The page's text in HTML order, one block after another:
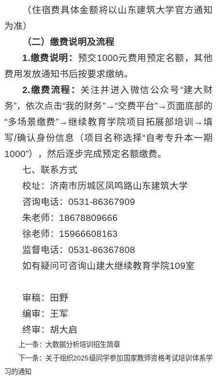
（住宿费具体金额将以山东建筑大学官方通知
为准）
（二）缴费说明及流程
1.缴费说明： 预交1000元费用预定名额，其他
费用发放通知书后按要求缴纳。
2.缴费流程： 关注并进入微信公众号“建大财
务”，依次点击“我的财务”→“交费平台”→页面底部的
“多场景缴费”→继续教育学院项目拓展部培训→填
写/确认身份信息（项目名称选择“自考专升本一期
1000”），然后逐步完成预定名额缴费。
七、联系方式
校址：济南市历城区凤鸣路山东建筑大学
咨询电话：0531-86367909
朱老师：18678809666
徐老师：15966608163
监督电话：0531-86367808
如有疑问可咨询山建大继续教育学院109室
审稿：田野
编审：王军
终审：胡大启
上一条： 大数据分析培训招生简章
下一条： 关于组织2025级同学参加国家教师资格考试培训体系学
习的通知